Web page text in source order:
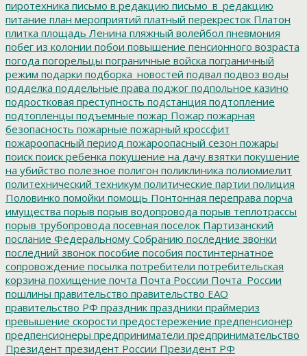
пиротехника письмо в редакцию письмо_в_редакцию
питание план мероприятий платный перекресток Платон
плитка площадь Ленина пляжный волейбол пневмония
побег из колонии побои повышение пенсионного возраста
погода погорельцы пограничные войска пограничный
режим подарки подборка_новостей подвал подвоз воды
подделка поддельные права поджог подпольное казино
подростковая преступность подстанция подтопление
подтопленцы подъемные пожар Пожар пожарная
безопасность пожарные пожарный кроссфит
пожароопасный период пожароопасный сезон пожары
поиск поиск ребенка покушение на дачу взятки покушение
на убийство полезное полигон поликлиника полиомиелит
политехнический техникум политические партии полиция
Половинко помойки помощь Понтонная переправа порча
имущества порыв порыв водопровода порыв теплотрассы
порыв трубопровода посевная поселок Партизанский
послание Федеральному Собранию последние звонки
последний звонок пособие пособия постинтернатное
сопровождение посылка потребители потребительская
корзина похищение почта Почта России Почта_России
пошлины правительство правительство ЕАО
правительство РФ праздник праздники праймериз
превышение скорости предостережение предпенсионер
предпенсионеры предприниматели предпринимательство
Президент президент России Президент РФ